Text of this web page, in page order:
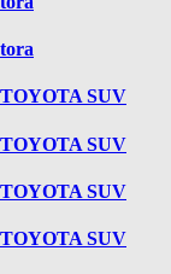
tora
TOYOTA SUV
TOYOTA SUV
TOYOTA SUV
TOYOTA SUV